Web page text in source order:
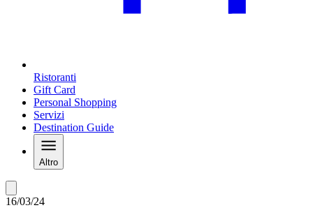
Ristoranti
Gift Card
Personal Shopping
Servizi
Destination Guide
Altro
16/03/24